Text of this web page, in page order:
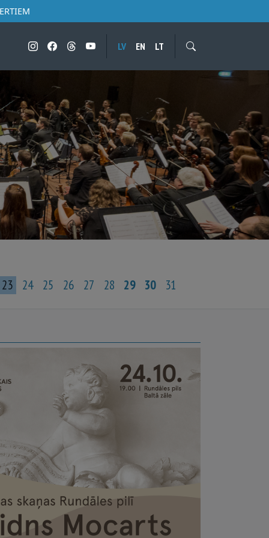
LV EN LT
23 24 25 26 27 28 29 30 31